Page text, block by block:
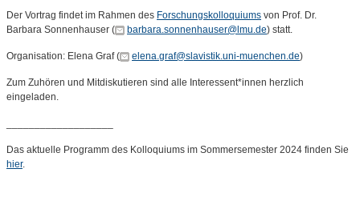
Der Vortrag findet im Rahmen des Forschungskolloquiums von Prof. Dr.
Barbara Sonnenhauser (
barbara.sonnenhauser@lmu.de) statt.
Organisation: Elena Graf ( elena.graf@slavistik.uni-muenchen.de)
Zum Zuhören und Mitdiskutieren sind alle Interessent*innen herzlich
eingeladen.
Das aktuelle Programm des Kolloquiums im Sommersemester 2024 finden Sie
hier.